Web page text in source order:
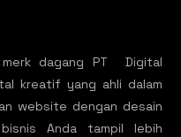
dagang PT Digital
kreatif yang ahli dalam
website dengan desain
Anda tampil lebih